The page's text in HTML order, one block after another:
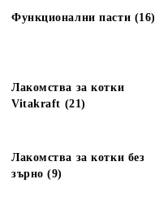
Функционални пасти (16)
Лакомства за котки
Vitakraft (21)
Лакомства за котки без
зърно (9)